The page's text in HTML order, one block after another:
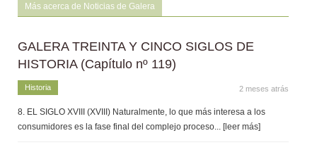
Más acerca de Noticias de Galera
GALERA TREINTA Y CINCO SIGLOS DE
HISTORIA (Capítulo nº 119)
Historia 2 meses atrás
8. EL SIGLO XVIII (XVIII) Naturalmente, lo que más interesa a los
consumidores es la fase final del complejo proceso ... [leer más]